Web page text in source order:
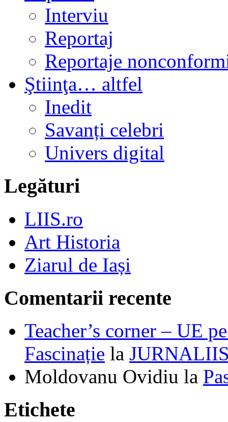
Interviu
Reportaj
Reportaje
Ştiinţa… altfel
Inedit
Savanți celebri
Univers digital
Legături
LIIS.ro
Art Historia
Ziarul de Iași
Comentarii recente
Teacher’s corner – UE
Fascinație la
Moldovanu Ovidiu la
Etichete